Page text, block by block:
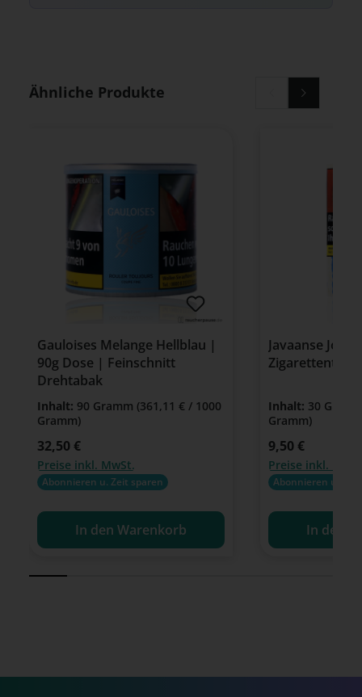
Produktgalerie überspringen
Ähnliche Produkte
Gauloises Melange Hellblau |
90g Dose | Feinschnitt
Drehtabak
Inhalt: 90 Gramm (361,11 € / 1000
Gramm)
Regulärer Preis:
32,50 €
Preise inkl. MwSt.
Abonnieren u. Zeit sparen
In den Warenkorb
Javaanse
Inhalt: 30
Gramm)
Regulärer Preis:
9,50 €
Preise inkl.
Abonnieren u.
In den